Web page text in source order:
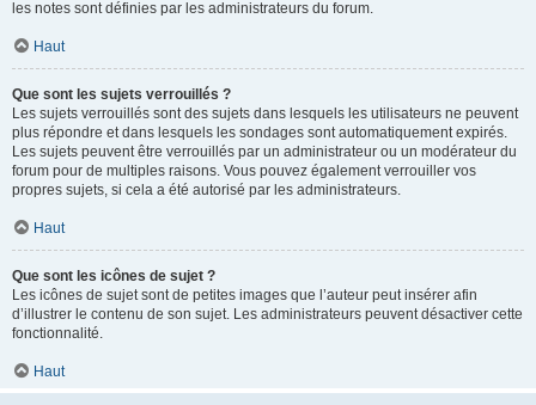
les notes sont définies par les administrateurs du forum.
Haut
Que sont les sujets verrouillés ?
Les sujets verrouillés sont des sujets dans lesquels les utilisateurs ne peuvent
plus répondre et dans lesquels les sondages sont automatiquement expirés.
Les sujets peuvent être verrouillés par un administrateur ou un modérateur du
forum pour de multiples raisons. Vous pouvez également verrouiller vos
propres sujets, si cela a été autorisé par les administrateurs.
Haut
Que sont les icônes de sujet ?
Les icônes de sujet sont de petites images que l’auteur peut insérer afin
d’illustrer le contenu de son sujet. Les administrateurs peuvent désactiver cette
fonctionnalité.
Haut